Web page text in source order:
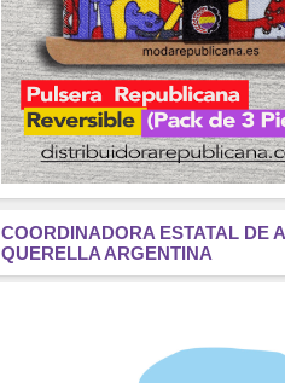
Cultura
(2163)
Guerra
(1674)
genocidio
(1234)
mujer
(1070)
Eventos
(914)
Crímenes del franquismo
COORDINADORA ESTATAL DE
QUERELLA ARGENTINA